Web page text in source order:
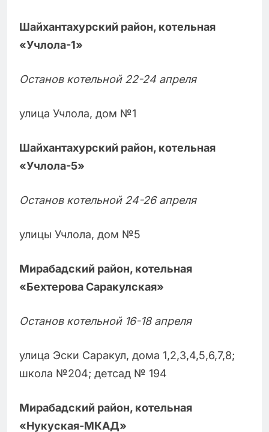
Шайхантахурский район, котельная
«Учлола-1»
Останов котельной 22-24 апреля
улица Учлола, дом №1
Шайхантахурский район, котельная
«Учлола-5»
Останов котельной 24-26 апреля
улицы Учлола, дом №5
Мирабадский район, котельная
«Бехтерова Саракулская»
Останов котельной 16-18 апреля
улица Эски Саракул, дома 1,2,3,4,5,6,7,8;
школа №204; детсад № 194
Мирабадский район, котельная
«Нукуская-МКАД»